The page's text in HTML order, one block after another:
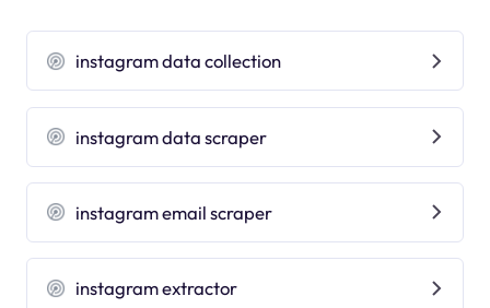
instagram data collection
instagram data scraper
instagram email scraper
instagram extractor